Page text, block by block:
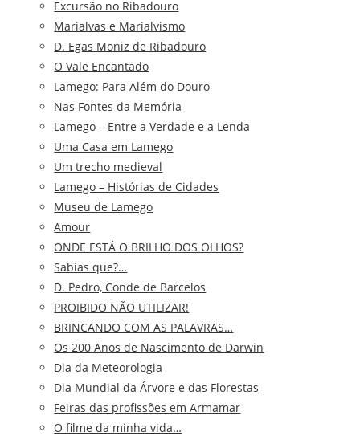
Excursão no Ribadouro
Marialvas e Marialvismo
D. Egas Moniz de Ribadouro
O Vale Encantado
Lamego: Para Além do Douro
Nas Fontes da Memória
Lamego – Entre a Verdade e a Lenda
Uma Casa em Lamego
Um trecho medieval
Lamego – Histórias de Cidades
Museu de Lamego
Amour
ONDE ESTÁ O BRILHO DOS OLHOS?
Sabias que?…
D. Pedro, Conde de Barcelos
PROIBIDO NÃO UTILIZAR!
BRINCANDO COM AS PALAVRAS…
Os 200 Anos de Nascimento de Darwin
Dia da Meteorologia
Dia Mundial da Árvore e das Florestas
Feiras das profissões em Armamar
O filme da minha vida…